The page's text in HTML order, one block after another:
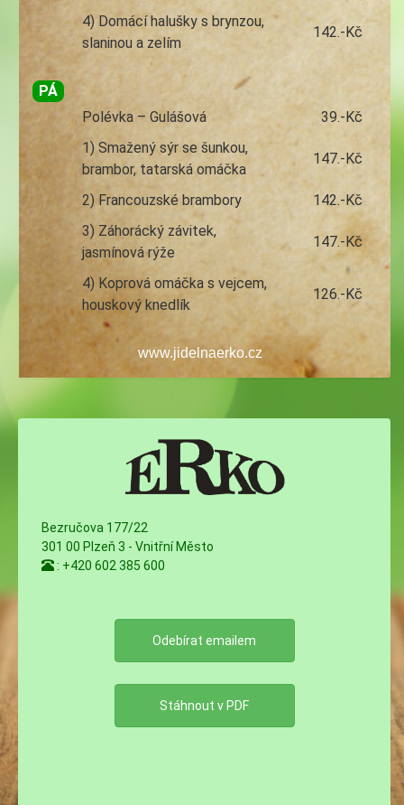
4) Domácí halušky s brynzou,
slaninou a zelím
142.-Kč
PÁ
Polévka – Gulášová
39.-Kč
1) Smažený sýr se šunkou,
brambor, tatarská omáčka
147.-Kč
2) Francouzské brambory
142.-Kč
3) Záhorácký závitek,
jasmínová rýže
147.-Kč
4) Koprová omáčka s vejcem,
houskový knedlík
126.-Kč
www.jidelnaerko.cz
Bezručova 177/22
301 00 Plzeň 3 - Vnitřní Město
: +420 602 385 600
Odebírat emailem
Stáhnout v PDF